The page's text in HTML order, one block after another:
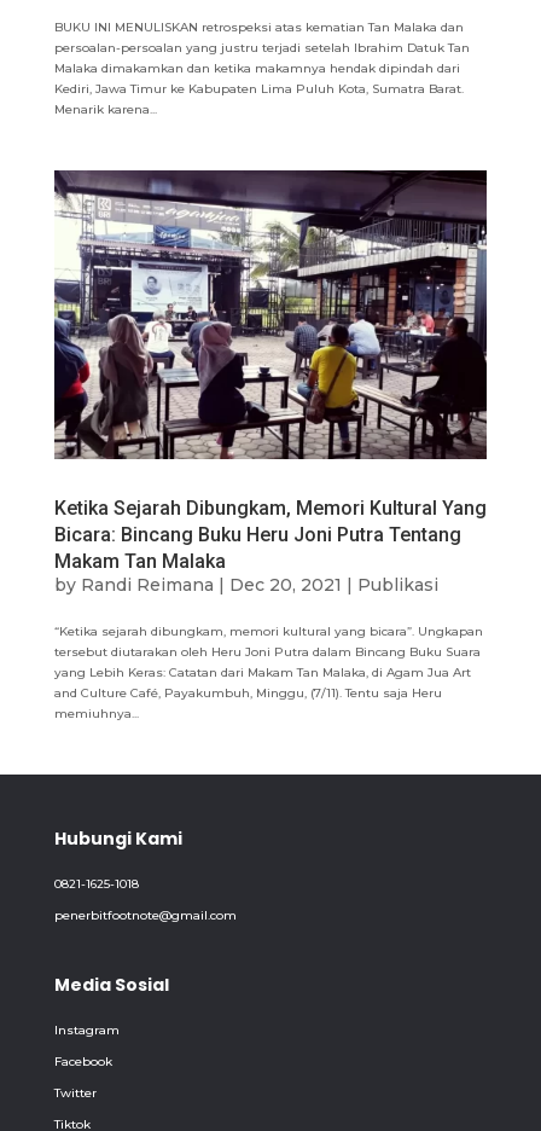
BUKU INI MENULISKAN retrospeksi atas kematian Tan Malaka dan
persoalan-persoalan yang justru terjadi setelah Ibrahim Datuk Tan
Malaka dimakamkan dan ketika makamnya hendak dipindah dari
Kediri, Jawa Timur ke Kabupaten Lima Puluh Kota, Sumatra Barat.
Menarik karena...
Ketika Sejarah Dibungkam, Memori Kultural Yang
Bicara: Bincang Buku Heru Joni Putra Tentang
Makam Tan Malaka
by Randi Reimana | Dec 20, 2021 | Publikasi
“Ketika sejarah dibungkam, memori kultural yang bicara”. Ungkapan
tersebut diutarakan oleh Heru Joni Putra dalam Bincang Buku Suara
yang Lebih Keras: Catatan dari Makam Tan Malaka, di Agam Jua Art
and Culture Café, Payakumbuh, Minggu, (7/11). Tentu saja Heru
memiuhnya...
Hubungi Kami
0821-1625-1018
penerbitfootnote@gmail.com
Media Sosial
Instagram
Facebook
Twitter
Tiktok